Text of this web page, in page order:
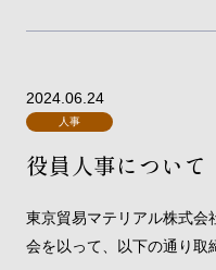
2024.06.24
人事
役員人事について
東京貿易マテリアル株式
会を以って、以下の通り取